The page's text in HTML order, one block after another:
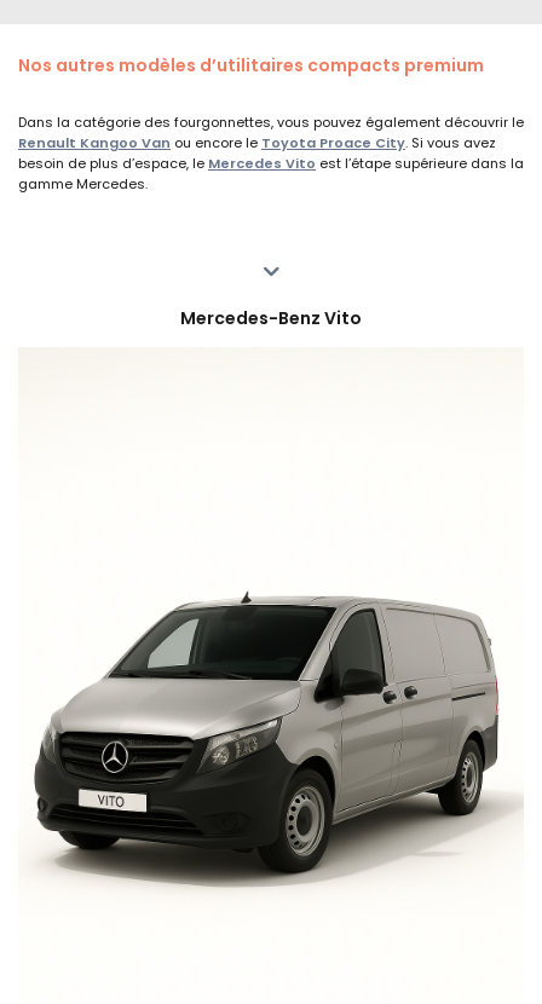
Nos autres modèles d’utilitaires compacts premium
Dans la catégorie des fourgonnettes, vous pouvez également découvrir le
Renault Kangoo Van ou encore le Toyota Proace City. Si vous avez
besoin de plus d’espace, le Mercedes Vito est l’étape supérieure dans la
gamme Mercedes.
Mercedes-Benz Vito